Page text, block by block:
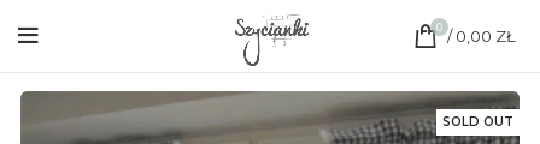
0 / 0,00 ZŁ
SOLD OUT